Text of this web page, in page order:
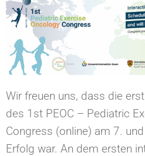
Wir freuen uns, dass die
des 1st PEOC – Pediatric
Congress (online) am 7.
Erfolg war. An dem ersten